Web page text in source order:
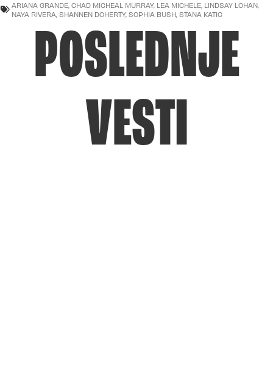
ARIANA GRANDE, CHAD MICHEAL MURRAY, LEA MICHELE, LINDSAY LOHAN,
NAYA RIVERA, SHANNEN DOHERTY, SOPHIA BUSH, STANA KATIC
POSLEDNJE
VESTI